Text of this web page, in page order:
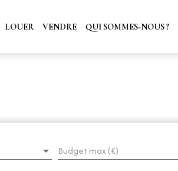
LOUER VENDRE QUI SOMMES-NOUS ?
Budget max (€)